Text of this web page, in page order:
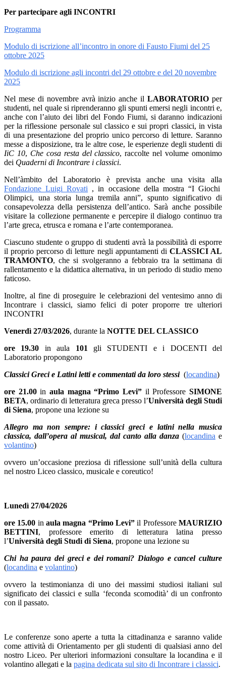
Per partecipare agli INCONTRI
Programma
Modulo di iscrizione all’incontro in onore di Fausto Fiumi del 25
ottobre 2025
Modulo di iscrizione agli incontri del 29 ottobre e del 20 novembre
2025
Nel mese di novembre avrà inizio anche ilLABORATORIO per
studenti, nel quale si riprenderanno gli spunti emersi negli incontri e,
anche con l’aiuto dei libri del Fondo Fiumi, si daranno indicazioni
per la riflessione personale sul classico e sui propri classici, in vista
di una presentazione del proprio unico percorso di letture. Saranno
messe a disposizione, tra le altre cose, le esperienze degli studenti di
IiC 10, Che cosa resta del classico, raccolte nel volume omonimo
dei Quaderni di Incontrare i classici.
Nell’àmbito del Laboratorio è prevista anche una visita alla
Fondazione Luigi Rovati ,in occasione della mostra “I Giochi
Olimpici, una storia lunga tremila anni”, spunto significativo di
consapevolezza della persistenza dell’antico. Sarà anche possibile
visitare la collezione permanente e percepire il dialogo continuo tra
l’arte greca, etrusca e romana e l’arte contemporanea.
Ciascuno studente o gruppo di studenti avrà la possibilità di esporre
il proprio percorso di letture negli appuntamenti di CLASSICI AL
TRAMONTO, che si svolgeranno a febbraio tra la settimana di
rallentamento e la didattica alternativa, in un periodo di studio meno
faticoso.
Inoltre, al fine di proseguire le celebrazioni del ventesimo anno di
Incontrare i classici,siamo felici di poter proporre tre ulteriori
INCONTRI
Venerdì 27/03/2026, durante la NOTTE DEL CLASSICO
ore 19.30 in aula 101 gli STUDENTI e i DOCENTIdel
Laboratorio propongono
Classici Greci e Latini letti e commentati da loro stessi (locandina)
ore 21.00in aula magna “Primo Levi” il ProfessoreSIMONE
BETA, ordinario di letteratura greca presso l’Università degli Studi
di Siena, propone una lezione su
Allegro ma non sempre: i classici greci e latini nella musica
classica, dall’opera al musical, dal canto alla danza (locandina e
volantino)
ovvero un’occasione preziosa di riflessione sull’unità della cultura
nel nostro Liceo classico, musicale e coreutico!
Lunedì 27/04/2026
ore 15.00 inaula magna “Primo Levi” il ProfessoreMAURIZIO
BETTINI, professore emerito di letteratura latina presso
l’Università degli Studi di Siena, propone una lezione su
Chi ha paura dei greci e dei romani? Dialogo e cancel culture
(locandina e volantino)
ovvero la testimonianza di uno dei massimi studiosi italiani sul
significato dei classici e sulla ‘feconda scomodità’ di un confronto
con il passato.
Le conferenze sonoaperte a tutta la cittadinanza e saranno valide
come attività di Orientamento per gli studenti di qualsiasi anno del
nostro Liceo. Per ulteriori informazioni consultare la locandina e il
volantino allegati e la pagina dedicata sul sito di Incontrare i classici.